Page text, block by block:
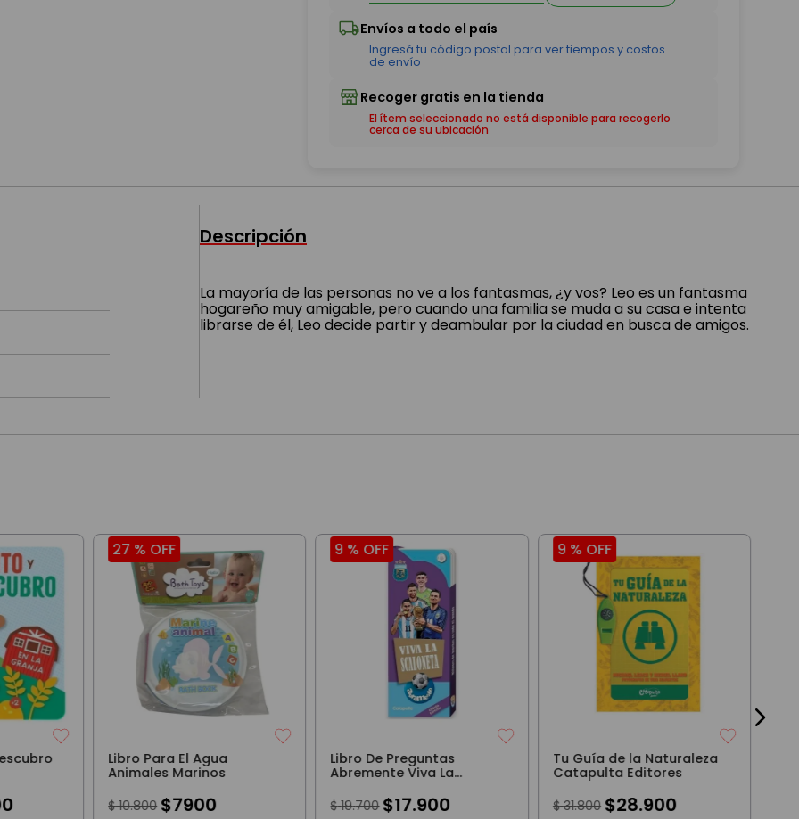
El ítem seleccionado no está disponible para recogerlo
cerca de su ubicación
Descripción
La mayoría de las personas no ve a los fantasmas, ¿y vos? Leo es un fantasma
hogareño muy amigable, pero cuando una familia se muda a su casa e intenta
librarse de él, Leo decide partir y deambular por la ciudad en busca de amigos.
27 % OFF
Libro Para El Agua
Animales Marinos
$ 10.800 $7900
9 % OFF
Libro De Preguntas
Abremente Viva La
$ 19.700 $17.900
9 % OFF
Tu Guía de la Naturaleza
Catapulta Editores
$ 31.800 $28.900